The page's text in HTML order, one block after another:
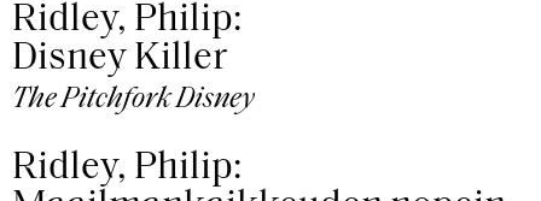
Ridley, Philip:
Disney Killer
The Pitchfork Disney
Ridley, Philip: